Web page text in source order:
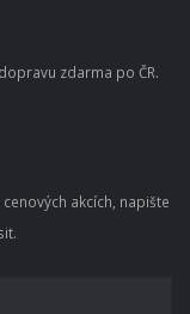
zdarma po ČR.
akcích, napište